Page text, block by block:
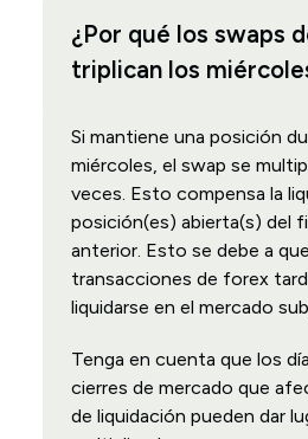
¿Por qué los swaps
triplican los
Si mantiene una posición
miércoles, el swap se
veces. Esto compensa la
posición(es) abierta(s) del
anterior. Esto se debe a
transacciones de forex
liquidarse en el mercado
Tenga en cuenta que los
cierres de mercado que
de liquidación pueden dar